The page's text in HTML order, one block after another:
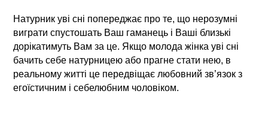
Натурник уві сні попереджає про те, що нерозумні
виграти спустошать Ваш гаманець і Ваші близькі
дорікатимуть Вам за це. Якщо молода жінка уві сні
бачить себе натурницею або прагне стати нею, в
реальному житті це передвіщає любовний зв’язок з
егоїстичним і себелюбним чоловіком.